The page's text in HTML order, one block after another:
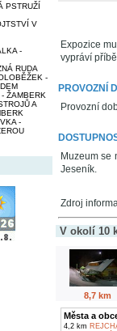
PSTRUŽÍ
V
-
RUDA
-
ŽAMBERK
A
-
Expozice
vypráví
PROVOZNÍ
Provozní
Muzeum se
Jeseník.
Zdroj
V okolí 10
8,7 km
Města a
4,2 km